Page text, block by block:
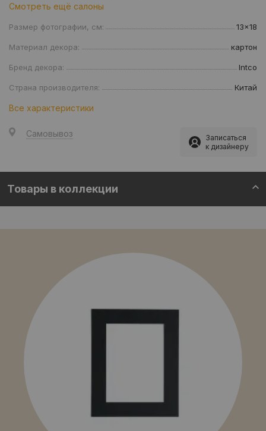
Смотреть ещё салоны
Размер фотографии, см: 13x18
Материал декора: картон
Бренд декора: Intco
Страна производителя: Китай
Все характеристики
Самовывоз
Записаться
к дизайнеру
Товары в коллекции